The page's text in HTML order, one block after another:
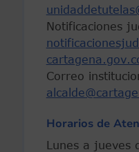
Notificaciones
Correo
Horarios de
Lunes a jueves